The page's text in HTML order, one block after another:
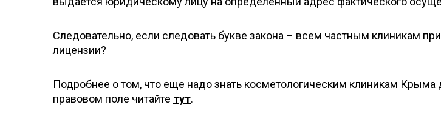
Следовательно, если следовать букве закона – всем частным клиникам
лицензии?
Подробнее о том, что еще надо знать косметологическим клиникам
правовом поле читайте тут.